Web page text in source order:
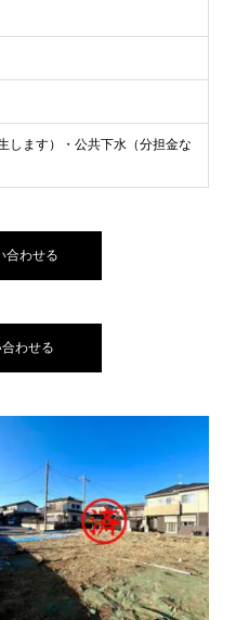
します）・公共下水（分担金な
合わせる
わせる